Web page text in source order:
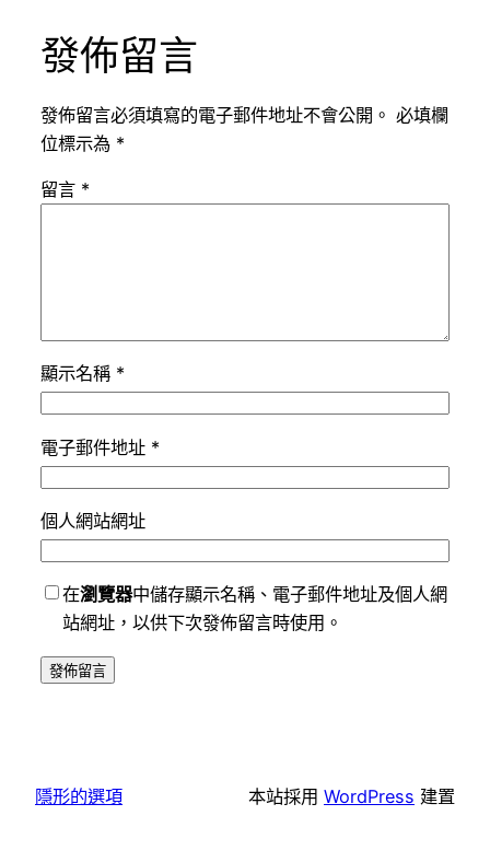
發佈留言
發佈留言必須填寫的電子郵件地址不會公開。 必填欄
位標示為 *
留言 *
顯示名稱 *
電子郵件地址 *
個人網站網址
在瀏覽器中儲存顯示名稱、電子郵件地址及個人網
站網址，以供下次發佈留言時使用。
隱形的選項 本站採用 WordPress 建置